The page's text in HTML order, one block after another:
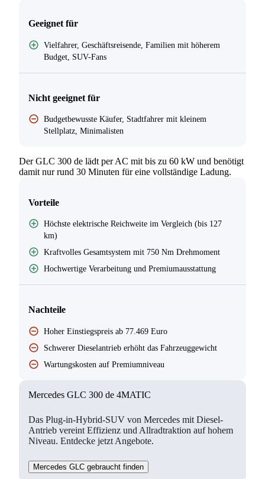
Geeignet für
Vielfahrer, Geschäftsreisende, Familien mit höherem
Budget, SUV-Fans
Nicht geeignet für
Budgetbewusste Käufer, Stadtfahrer mit kleinem
Stellplatz, Minimalisten
Der GLC 300 de lädt per AC mit bis zu 60 kW und benötigt
damit nur rund 30 Minuten für eine vollständige Ladung.
Vorteile
Höchste elektrische Reichweite im Vergleich (bis 127
km)
Kraftvolles Gesamtsystem mit 750 Nm Drehmoment
Hochwertige Verarbeitung und Premiumausstattung
Nachteile
Hoher Einstiegspreis ab 77.469 Euro
Schwerer Dieselantrieb erhöht das Fahrzeuggewicht
Wartungskosten auf Premiumniveau
Mercedes GLC 300 de 4MATIC
Das Plug-in-Hybrid-SUV von Mercedes mit Diesel-
Antrieb vereint Effizienz und Allradtraktion auf hohem
Niveau. Entdecke jetzt Angebote.
Mercedes GLC gebraucht finden